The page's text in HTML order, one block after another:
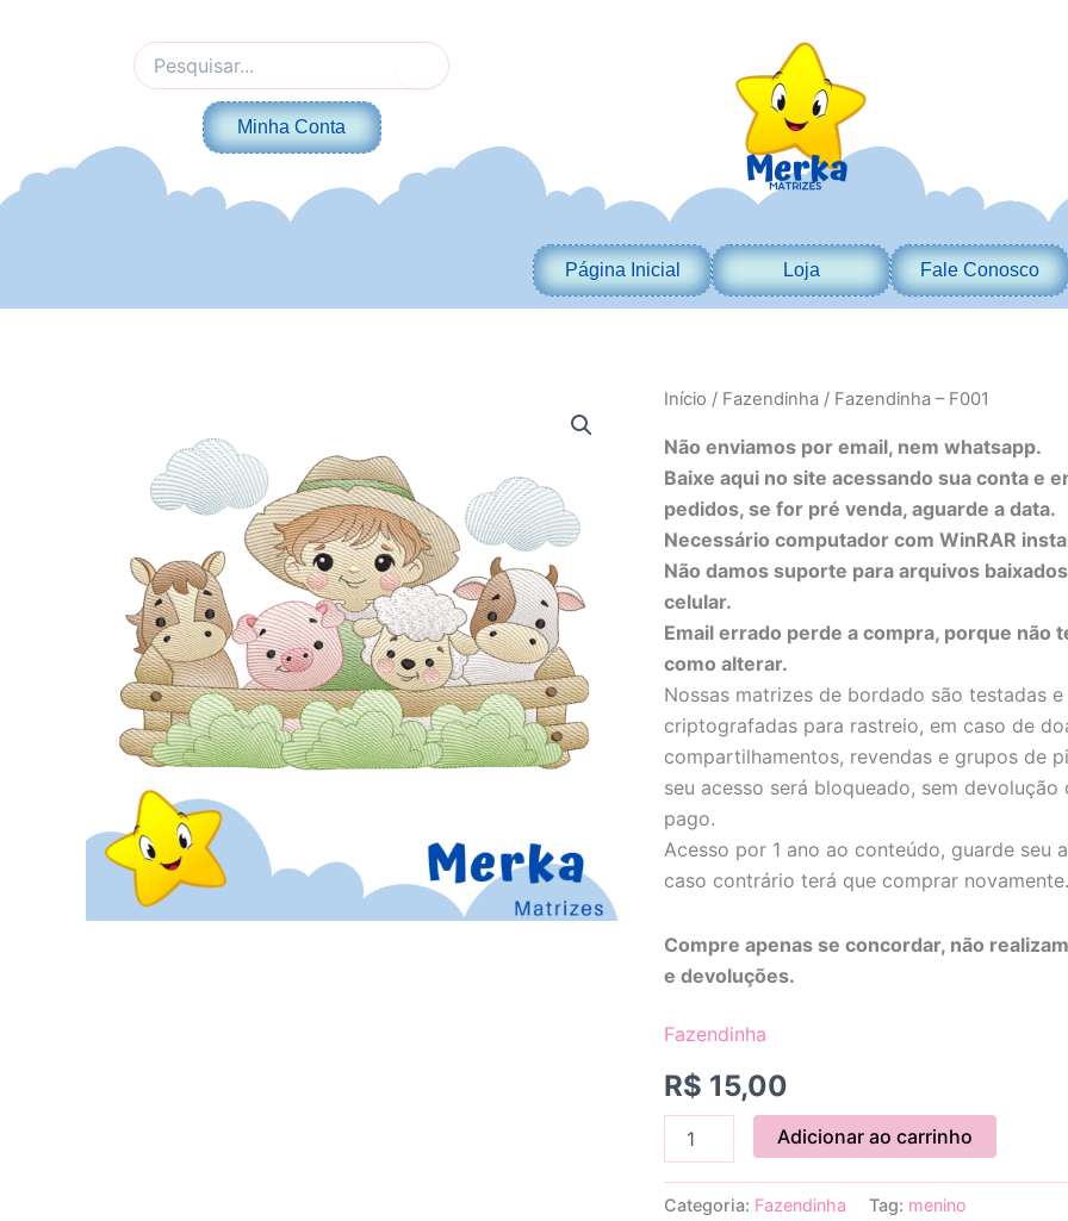
Pesquisar
por:
Minha Conta
Página Inicial Loja Fale Conosco
Início / Fazendinha / Fazendinha – F001
Não enviamos por email, nem whatsapp.
Baixe aqui no site acessando sua conta e
pedidos, se for pré venda, aguarde a data.
Necessário computador com WinRAR
Não damos suporte para arquivos
celular.
Email errado perde a compra, porque não
como alterar.
Nossas matrizes de bordado são testadas e
criptografadas para rastreio, em caso de
compartilhamentos, revendas e grupos de
seu acesso será bloqueado, sem devolução
pago.
Acesso por 1 ano ao conteúdo, guarde seu
caso contrário terá que comprar
Compre apenas se concordar, não
e devoluções.
Fazendinha
R$ 15,00
Fazendinha
F001
quantidade
Adicionar ao carrinho
Categoria: Fazendinha Tag: menino